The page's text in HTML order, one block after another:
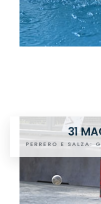
31
PERRERO E SALZA: